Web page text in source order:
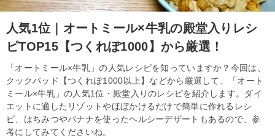
人気1位｜オートミール×牛乳の殿堂入りレシ
ピTOP15【つくれぽ1000】から厳選！
「オートミール×牛乳」の人気レシピを知っていますか？今回は、
クックパッド【つくれぽ1000以上】などから厳選して、「オート
ミール×牛乳」の人気1位・殿堂入りのレシピを紹介します。ダイ
エットに適したリゾットやほぼかけるだけで簡単に作れるレシ
ピ、はちみつやバナナを使ったヘルシーデザートもあるので、参
考にしてみてくださいね。